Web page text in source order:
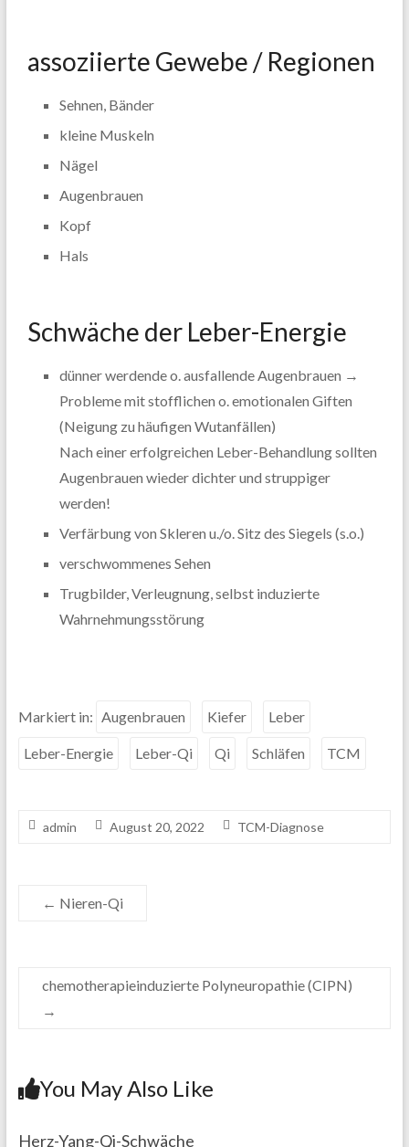
assoziierte Gewebe / Regionen
Sehnen, Bänder
kleine Muskeln
Nägel
Augenbrauen
Kopf
Hals
Schwäche der Leber-Energie
dünner werdende o. ausfallende Augenbrauen →
Probleme mit stofflichen o. emotionalen Giften
(Neigung zu häufigen Wutanfällen)
Nach einer erfolgreichen Leber-Behandlung sollten
Augenbrauen wieder dichter und struppiger
werden!
Verfärbung von Skleren u./o. Sitz des Siegels (s.o.)
verschwommenes Sehen
Trugbilder, Verleugnung, selbst induzierte
Wahrnehmungsstörung
Markiert in: Augenbrauen Kiefer Leber
Leber-Energie Leber-Qi Qi Schläfen TCM
admin August 20, 2022 TCM-Diagnose
← Nieren-Qi
chemotherapieinduzierte Polyneuropathie (CIPN)
→
You May Also Like
Herz-Yang-Qi-Schwäche